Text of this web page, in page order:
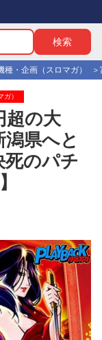
種・企画（スロマガ）
）
超の大
県へと
のパチ